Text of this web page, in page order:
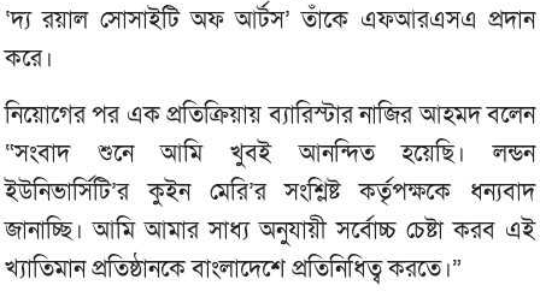
‘দ্য রয়াল সোসাইটি অফ আর্টস’ তাঁকে এফআরএসএ প্রদান
করে।
নিয়োগের পর এক প্রতিক্রিয়ায় ব্যারিস্টার নাজির আহমদ বলেন
“সংবাদ শুনে আমি খুবই আনন্দিত হয়েছি। লন্ডন
ইউনিভার্সিটি’র কুইন মেরি’র সংশ্লিষ্ট কর্তৃপক্ষকে ধন্যবাদ
জানাচ্ছি। আমি আমার সাধ্য অনুযায়ী সর্বোচ্চ চেষ্টা করব এই
খ্যাতিমান প্রতিষ্ঠানকে বাংলাদেশে প্রতিনিধিত্ব করতে।”